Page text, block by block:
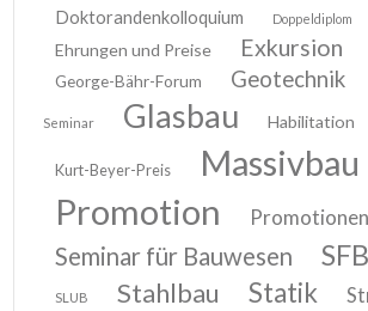
Doktorandenkolloquium
Doppeldiplom
Ehrungen und Preise Exkursion
George-Bähr-Forum
Geotechnik
Seminar Glasbau Habilitation
Kurt-Beyer-Preis Massivbau
Promotion Promotionen
Seminar für Bauwesen
SLUB Stahlbau Statik